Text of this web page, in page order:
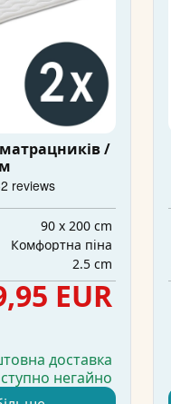
/
90 x 200 cm
Комфортна піна
2.5 cm
EUR
доставка
негайно